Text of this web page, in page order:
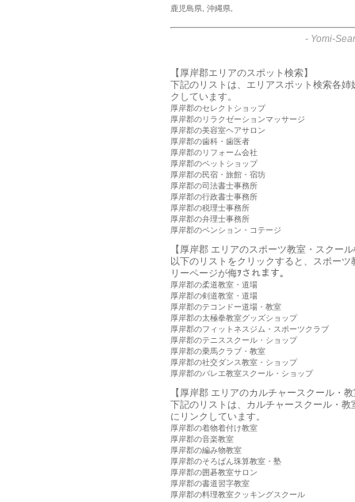
鹿児島県 沖縄県
- Yomi-
【厚岸郡エリアのスポット検索】
下記のリストは、エリアスポット検索各
クしています。
厚岸郡のセレクトショップ
厚岸郡のリラクゼーションマッサージ
厚岸郡の美容室ヘアサロン
厚岸郡の歯科・歯医者
厚岸郡のリフォーム会社
厚岸郡のペットショップ
厚岸郡の民宿・旅館・宿坊
厚岸郡の司法書士事務所
厚岸郡の行政書士事務所
厚岸郡の税理士事務所
厚岸郡の弁理士事務所
厚岸郡のペンション・コテージ
【厚岸郡 エリアのスポーツ教室・スクー
以下のリストをクリックすると、スポー
リーページが侮ｦされます。
厚岸郡の柔道教室・道場
厚岸郡の剣道教室・道場
厚岸郡のテコンドー道場・教室
厚岸郡の太極拳教室グッズショップ
厚岸郡のフィットネスジム・スポーツクラブ
厚岸郡のテニススクール・ショップ
厚岸郡の乗馬クラブ・教室
厚岸郡の社交ダンス教室・ショップ
厚岸郡のバレエ教室スクール・ショップ
【厚岸郡 エリアのカルチャースクール・
下記のリストは、カルチャースクール・
にリンクしています。
厚岸郡の着物着付け教室
厚岸郡の音楽教室
厚岸郡の編み物教室
厚岸郡のそろばん珠算教室・塾
厚岸郡の囲碁教室サロン
厚岸郡の書道習字教室
厚岸郡の料理教室クッキングスクール